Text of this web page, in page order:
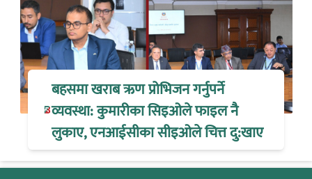
बहसमा खराब ऋण प्रोभिजन गर्नुपर्ने
व्यवस्था: कुमारीका सिइओले फाइल नै
लुकाए, एनआईसीका सीइओले चित्त दु:खाए